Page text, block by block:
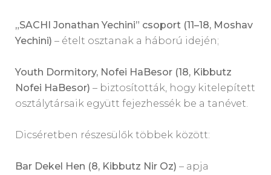
„SACHI Jonathan Yechini” csoport (11–18, Moshav
Yechini) – ételt osztanak a háború idején;
Youth Dormitory, Nofei HaBesor (18, Kibbutz
Nofei HaBesor) – biztosították, hogy kitelepített
osztálytársaik együtt fejezhessék be a tanévet.
Dicséretben részesülők többek között:
Bar Dekel Hen (8, Kibbutz Nir Oz) – apja